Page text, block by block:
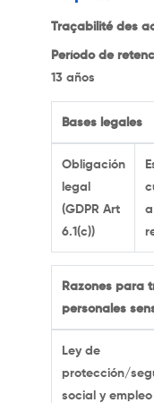
Traçabilité des
Período de
13 años
Bases legales
Obligación
legal
(GDPR Art
6.1(c))
Razones para
personales
Ley de
protección/
social y empleo